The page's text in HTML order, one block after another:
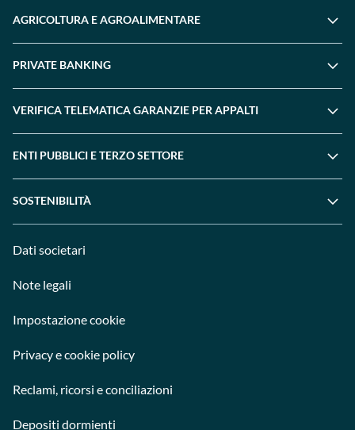
AGRICOLTURA E AGROALIMENTARE
PRIVATE BANKING
VERIFICA TELEMATICA GARANZIE PER APPALTI
ENTI PUBBLICI E TERZO SETTORE
SOSTENIBILITÀ
Dati societari
Note legali
Impostazione cookie
Privacy e cookie policy
Reclami, ricorsi e conciliazioni
Depositi dormienti